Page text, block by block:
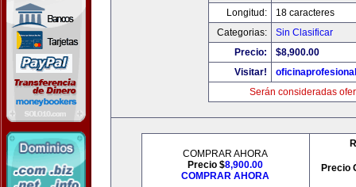
Longitud:
18 caracteres
Categorias:
Sin Clasificar
Precio:
$8,900.00
Visitar!
Serán consideradas
COMPRAR AHORA
Precio $8,900.00
COMPRAR AHORA
Precio